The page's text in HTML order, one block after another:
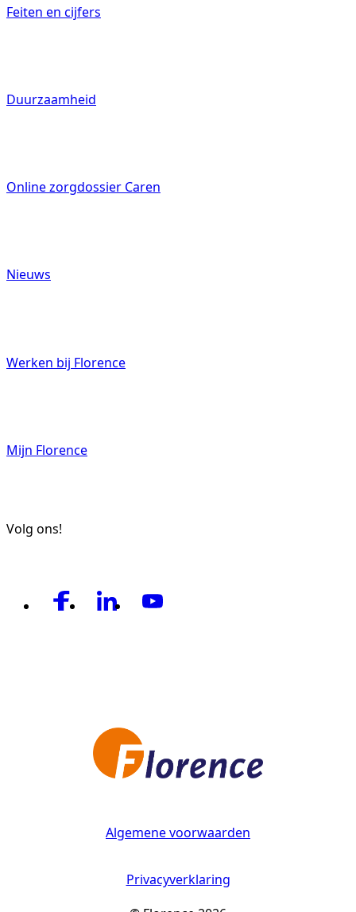
Feiten en cijfers
Duurzaamheid
Online zorgdossier Caren
Nieuws
Werken bij Florence
Mijn Florence
Volg ons!
Algemene voorwaarden
Privacyverklaring